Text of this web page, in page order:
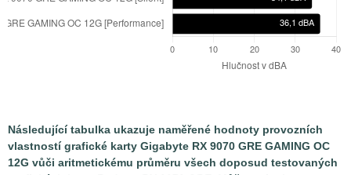
Následující tabulka ukazuje naměřené hodnoty provozních
vlastností grafické karty Gigabyte RX 9070 GRE GAMING OC
12G vůči aritmetickému průměru všech doposud testovaných